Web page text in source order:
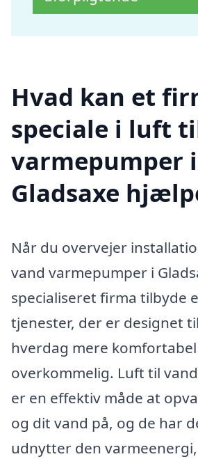
Hvad kan et
speciale i luft
varmepumper i
Gladsaxe
Når du overvejer
vand varmepumper i
specialiseret firma tilbyde
tjenester, der er designet
hverdag mere
overkommelig. Luft til
er en effektiv måde at
og dit vand på, og de har
udnytter den